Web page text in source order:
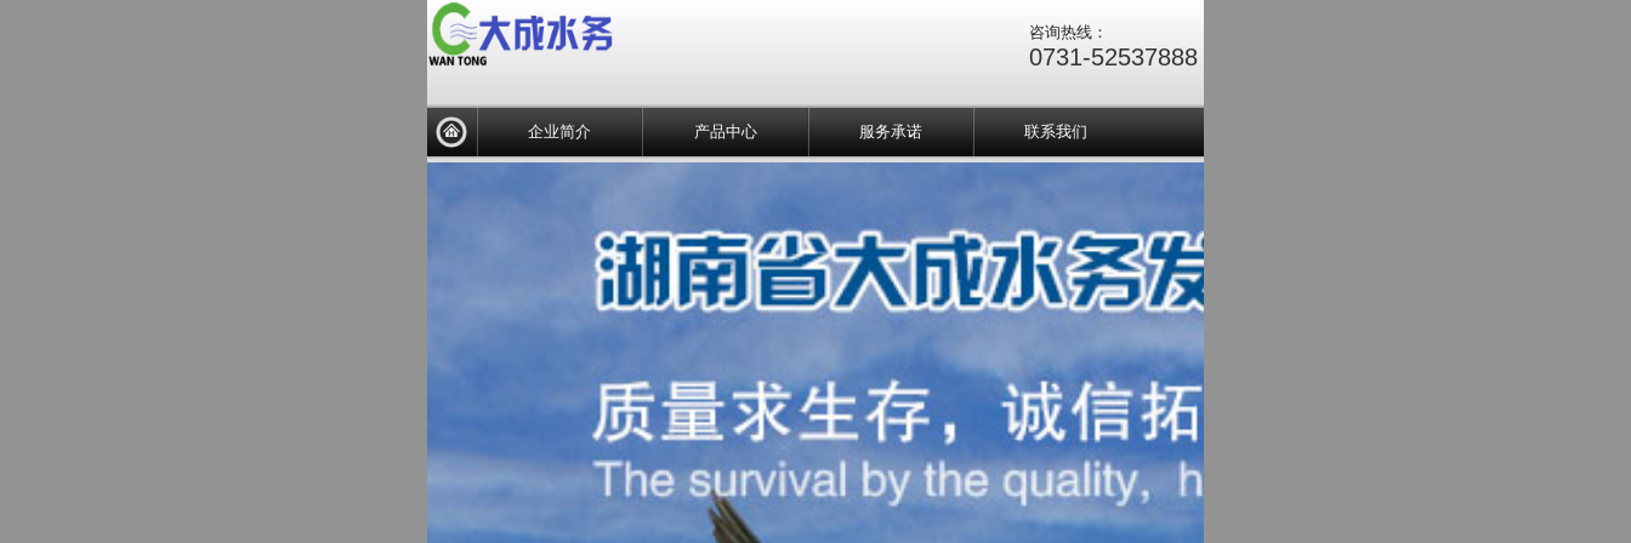
咨询热线：
0731-52537888
企业简介 产品中心 服务承诺 联系我们